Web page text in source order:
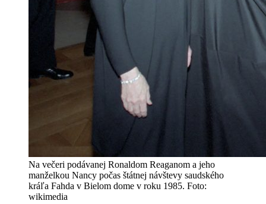
Na večeri podávanej Ronaldom Reaganom a jeho
manželkou Nancy počas štátnej návštevy saudského
kráľa Fahda v Bielom dome v roku 1985. Foto:
wikimedia